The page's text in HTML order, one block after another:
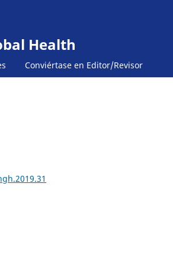
Health
Conviértase en Editor/Revisor